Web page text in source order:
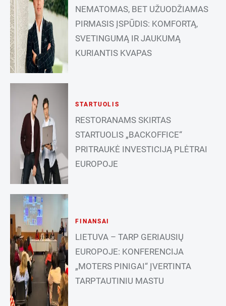
NEMATOMAS, BET UŽUODŽIAMAS
PIRMASIS ĮSPŪDIS: KOMFORTĄ,
SVETINGUMĄ IR JAUKUMĄ
KURIANTIS KVAPAS
STARTUOLIS
RESTORANAMS SKIRTAS
STARTUOLIS „BACKOFFICE“
PRITRAUKĖ INVESTICIJĄ PLĖTRAI
EUROPOJE
FINANSAI
LIETUVA – TARP GERIAUSIŲ
EUROPOJE: KONFERENCIJA
„MOTERS PINIGAI“ ĮVERTINTA
TARPTAUTINIU MASTU